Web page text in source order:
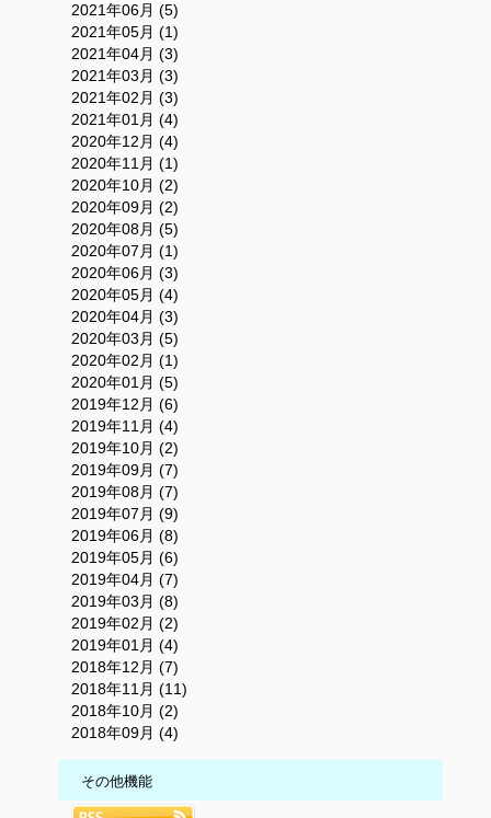
2021年06月 (5)
2021年05月 (1)
2021年04月 (3)
2021年03月 (3)
2021年02月 (3)
2021年01月 (4)
2020年12月 (4)
2020年11月 (1)
2020年10月 (2)
2020年09月 (2)
2020年08月 (5)
2020年07月 (1)
2020年06月 (3)
2020年05月 (4)
2020年04月 (3)
2020年03月 (5)
2020年02月 (1)
2020年01月 (5)
2019年12月 (6)
2019年11月 (4)
2019年10月 (2)
2019年09月 (7)
2019年08月 (7)
2019年07月 (9)
2019年06月 (8)
2019年05月 (6)
2019年04月 (7)
2019年03月 (8)
2019年02月 (2)
2019年01月 (4)
2018年12月 (7)
2018年11月 (11)
2018年10月 (2)
2018年09月 (4)
その他機能